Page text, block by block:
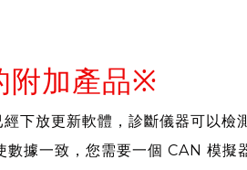
附加產品※
經下放更新軟體，診斷儀器可以檢
一致，您需要一個 CAN 模擬